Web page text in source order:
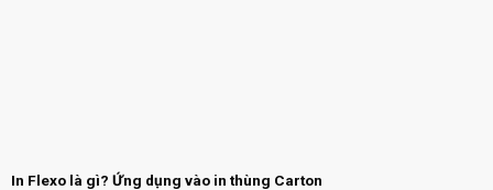
In Flexo là gì? Ứng dụng vào in thùng Carton